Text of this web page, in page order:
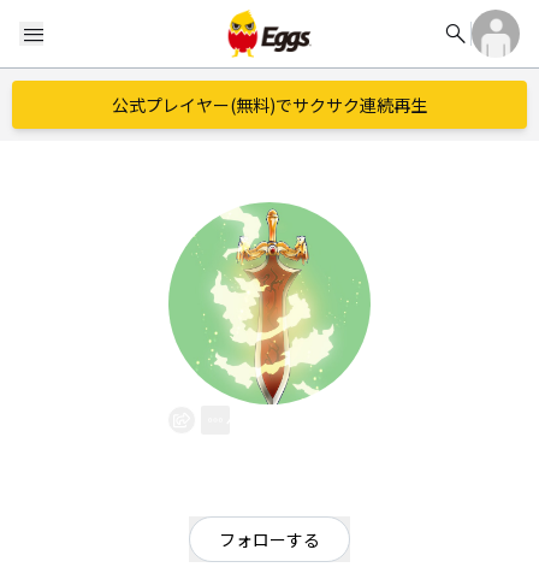
menu search
公式プレイヤー(無料)でサクサク連続再生
フォローする